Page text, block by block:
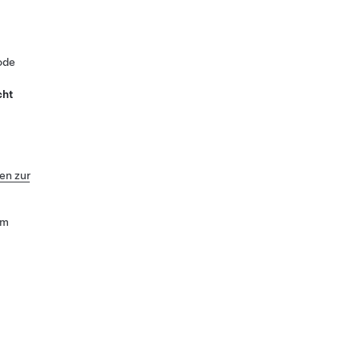
zur